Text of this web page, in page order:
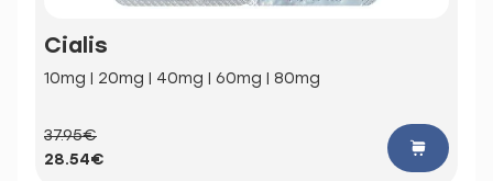
Cialis
10mg | 20mg | 40mg | 60mg | 80mg
37.95€
28.54€